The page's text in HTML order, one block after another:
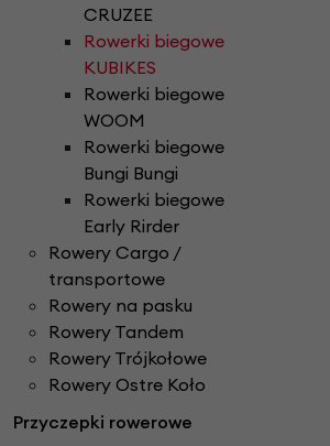
CRUZEE
Rowerki biegowe
KUBIKES
Rowerki biegowe
WOOM
Rowerki biegowe
Bungi Bungi
Rowerki biegowe
Early Rirder
Rowery Cargo /
transportowe
Rowery na pasku
Rowery Tandem
Rowery Trójkołowe
Rowery Ostre Koło
Przyczepki rowerowe